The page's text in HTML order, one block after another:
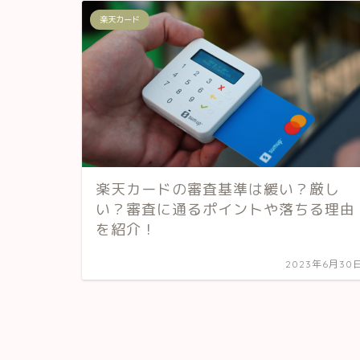
楽天カード
楽天カードの審査基準は緩い？厳し
い？審査に通るポイントや落ちる理由
を紹介！
2023年6月30